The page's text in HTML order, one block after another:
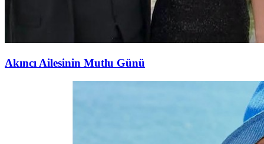
Akıncı Ailesinin Mutlu Günü